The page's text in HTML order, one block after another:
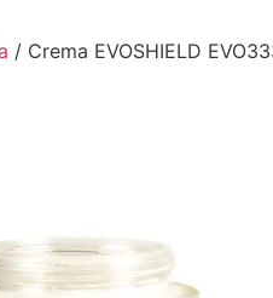
/ Crema EVOSHIELD